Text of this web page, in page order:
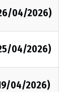
04/2026)
04/2026)
04/2026)